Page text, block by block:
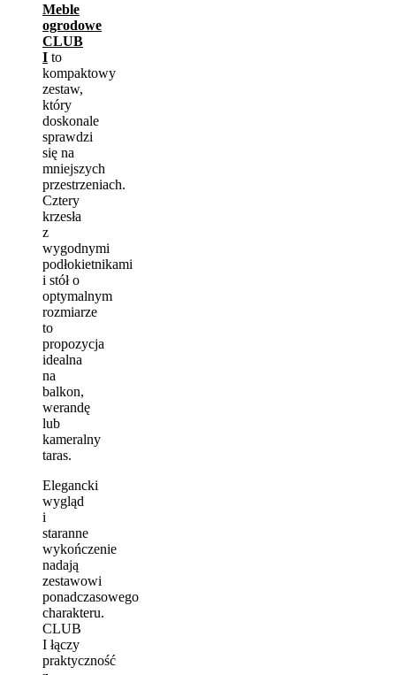
Meble
ogrodowe
CLUB
I to
kompaktowy
zestaw,
który
doskonale
sprawdzi
się na
mniejszych
przestrzeniach.
Cztery
krzesła
z
wygodnymi
podłokietnikami
i stół o
optymalnym
rozmiarze
to
propozycja
idealna
na
balkon,
werandę
lub
kameralny
taras.
Elegancki
wygląd
i
staranne
wykończenie
nadają
zestawowi
ponadczasowego
charakteru.
CLUB
I łączy
praktyczność